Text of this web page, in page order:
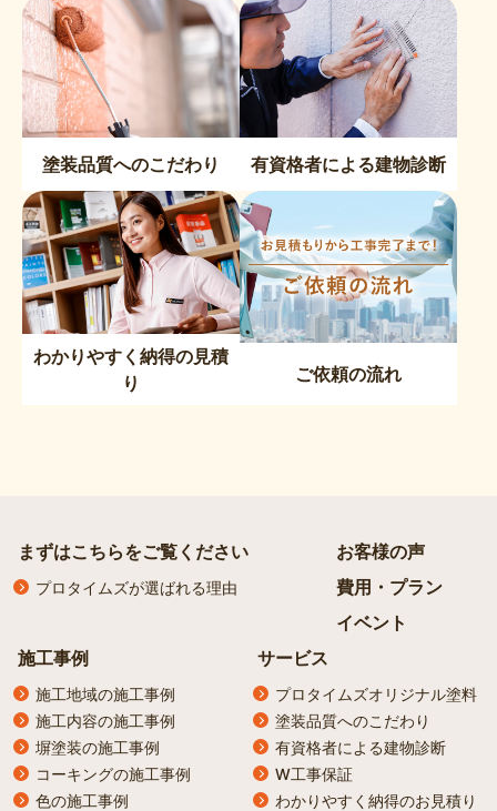
塗装品質へのこだわり 有資格者による建物診断
わかりやすく納得の見積
り
ご依頼の流れ
まずはこちらをご覧ください
プロタイムズが選ばれる理由
お客様の声
費用・プラン
イベント
施工事例
施工地域の施工事例
施工内容の施工事例
塀塗装の施工事例
コーキングの施工事例
色の施工事例
サービス
プロタイムズオリジナル塗料
塗装品質へのこだわり
有資格者による建物診断
W工事保証
わかりやすく納得のお見積り